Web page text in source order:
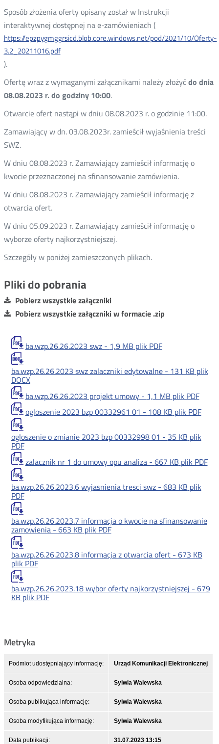
Sposób złożenia oferty opisany został w Instrukcji
interaktywnej dostępnej na e-zamówieniach (
https://epzpygmggrsicd.blob.core.windows.net/pod/2021/10/Oferty-
3.2_20211016.pdf
).
Ofertę wraz z wymaganymi załącznikami należy złożyćdo dnia
08.08.2023 r. do godziny 10:00.
Otwarcie ofert nastąpi w dniu 08.08.2023 r. o godzinie 11:00.
Zamawiający w dn. 03.08.2023r. zamieścił wyjaśnienia treści
SWZ.
W dniu 08.08.2023 r. Zamawiający zamieścił informację o
kwocie przeznaczonej na sfinansowanie zamówienia.
W dniu 08.08.2023 r. Zamawiający zamieścił informację z
otwarcia ofert.
W dniu 05.09.2023 r. Zamawiający zamieścił informację o
wyborze oferty najkorzystniejszej.
Szczegóły w poniżej zamieszczonych plikach.
Pliki do pobrania
Pobierz wszystkie załączniki
Pobierz wszystkie załączniki w formacie .zip
ba.wzp.26.26.2023 swz - 1,9 MB plik PDF
ba.wzp.26.26.2023 swz zalaczniki edytowalne - 131 KB plik
DOCX
ba.wzp.26.26.2023 projekt umowy - 1,1 MB plik PDF
ogloszenie 2023 bzp 00332961 01 - 108 KB plik PDF
ogloszenie o zmianie 2023 bzp 00332998 01 - 35 KB plik
PDF
zalacznik nr 1 do umowy opu analiza - 667 KB plik PDF
ba.wzp.26.26.2023.6 wyjasnienia tresci swz - 683 KB plik
PDF
ba.wzp.26.26.2023.7 informacja o kwocie na sfinansowanie
zamowienia - 663 KB plik PDF
ba.wzp.26.26.2023.8 informacja z otwarcia ofert - 673 KB
plik PDF
ba.wzp.26.26.2023.18 wybor oferty najkorzystniejszej - 679
KB plik PDF
Metryka
Podmiot udostępniający informację: Urząd Komunikacji Elektronicznej
Osoba odpowiedzialna: Sylwia Walewska
Osoba publikująca informację: Sylwia Walewska
Osoba modyfikująca informację: Sylwia Walewska
Data publikacji: 31.07.2023 13:15